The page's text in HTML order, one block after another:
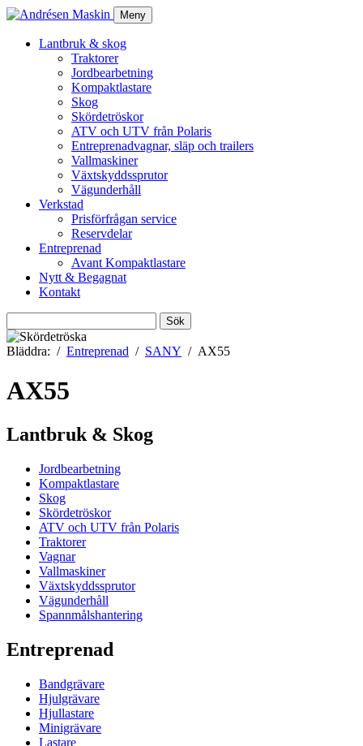
Meny
Lantbruk & skog
Traktorer
Jordbearbetning
Kompaktlastare
Skog
Skördetröskor
ATV och UTV från Polaris
Entreprenadvagnar, släp och trailers
Vallmaskiner
Växtskyddssprutor
Vägunderhåll
Verkstad
Prisförfrågan service
Reservdelar
Entreprenad
Avant Kompaktlastare
Nytt & Begagnat
Kontakt
efter:
Bläddra:
Entreprenad SANY AX55
AX55
Lantbruk & Skog
Jordbearbetning
Kompaktlastare
Skog
Skördetröskor
ATV och UTV från Polaris
Traktorer
Vagnar
Vallmaskiner
Växtskyddssprutor
Vägunderhåll
Spannmålshantering
Entreprenad
Bandgrävare
Hjulgrävare
Hjullastare
Minigrävare
Lastare